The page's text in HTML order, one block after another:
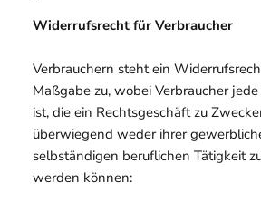
Widerrufsrecht für Verbraucher
Verbrauchern steht ein
Maßgabe zu, wobei Verbraucher
ist, die ein Rechtsgeschäft zu
überwiegend weder ihrer
selbständigen beruflichen Tätigkeit
werden können: